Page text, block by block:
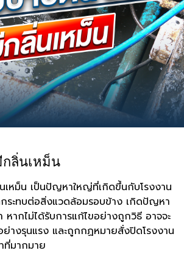
ลิ่นเหม็น
หม็น เป็นปัญหาใหญ่ที่เกิดขึ้นกับโรงงาน
ระทบต่อสิ่งแวดล้อมรอบข้าง เกิดปัญหา
หากไม่ได้รับการแก้ไขอย่างถูกวิธี อาจจะ
างรุนแรง และถูกกฏหมายสั่งปิดโรงงาน
ที่มากมาย